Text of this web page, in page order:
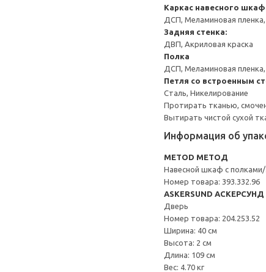
Каркас навесного
ДСП, Меламиновая
Задняя стенка:
ДВП, Акриловая краска
Полка
ДСП, Меламиновая
Петля со встроенным
Сталь, Никелирование
Протирать тканью,
Вытирать чистой сухой
Информация об
METOD МЕТОД
Навесной шкаф с
Номер товара: 393.332.96
ASKERSUND АСКЕРСУНД
Дверь
Номер товара: 204.253.52
Ширина: 40 см
Высота: 2 см
Длина: 109 см
Вес: 4.70 кг